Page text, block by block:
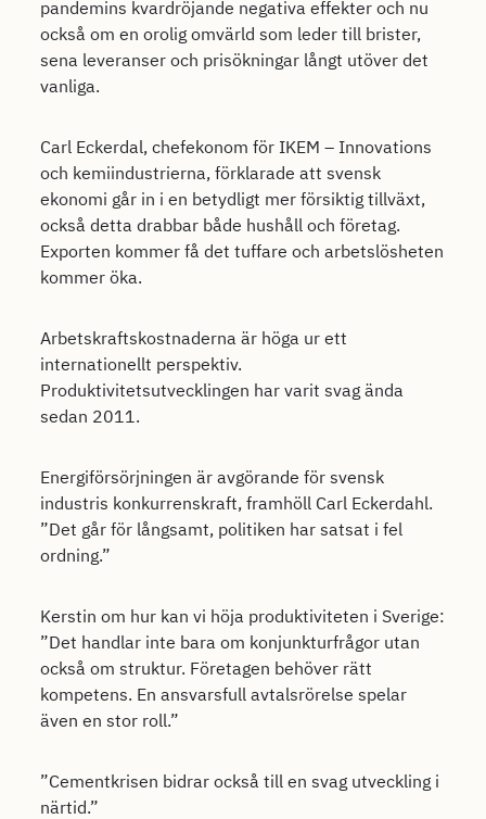
pandemins kvardröjande negativa effekter och nu
också om en orolig omvärld som leder till brister,
sena leveranser och prisökningar långt utöver det
vanliga.
Carl Eckerdal, chefekonom för IKEM – Innovations
och kemiindustrierna, förklarade att svensk
ekonomi går in i en betydligt mer försiktig tillväxt,
också detta drabbar både hushåll och företag.
Exporten kommer få det tuffare och arbetslösheten
kommer öka.
Arbetskraftskostnaderna är höga ur ett
internationellt perspektiv.
Produktivitetsutvecklingen har varit svag ända
sedan 2011.
Energiförsörjningen är avgörande för svensk
industris konkurrenskraft, framhöll Carl Eckerdahl.
”Det går för långsamt, politiken har satsat i fel
ordning.”
Kerstin om hur kan vi höja produktiviteten i Sverige:
”Det handlar inte bara om konjunkturfrågor utan
också om struktur. Företagen behöver rätt
kompetens. En ansvarsfull avtalsrörelse spelar
även en stor roll.”
”Cementkrisen bidrar också till en svag utveckling i
närtid.”